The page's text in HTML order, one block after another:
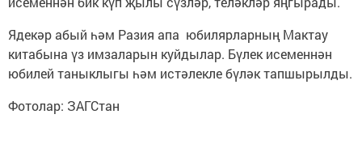
Ядекәр абый һәм Разия апа юбилярларның Мактау
китабына үз имзаларын куйдылар. Бүлек исеменнән
юбилей таныклыгы һәм истәлекле бүләк тапшырылды.
Фотолар: ЗАГСтан